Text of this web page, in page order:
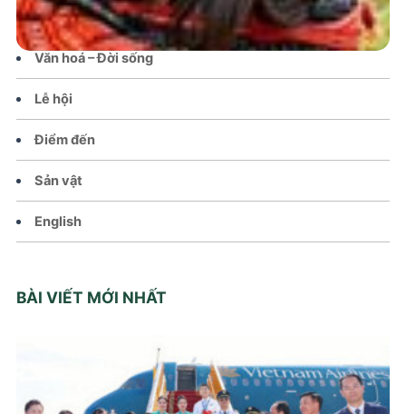
Chính sách
Văn hoá – Đời sống
Lễ hội
Điểm đến
Sản vật
English
BÀI VIẾT MỚI NHẤT